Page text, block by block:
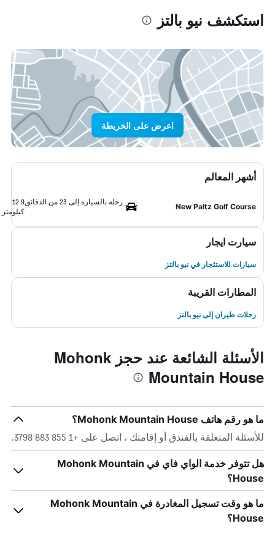
استكشف نيو بالتز
اعرض على الخريطة
أشهر المعالم
New Paltz Golf Course
رحلة بالسيارة إلى 23 من الدقائق
12.9
كيلومتر
سيارت ايجار
سيارات للاستئجار في نيو بالتز
المطارات القريبة
رحلات طيران إلى نيو بالتز
الأسئلة الشائعة عند حجز Mohonk
Mountain House
ما هو رقم هاتف Mohonk Mountain House؟
للأسئلة المتعلقة بالفندق أو إقامتك ، اتصل على +1 855 883 3798.
هل تتوفر خدمة الواي فاي في Mohonk Mountain
House؟
ما هو وقت تسجيل المغادرة في Mohonk Mountain
House؟